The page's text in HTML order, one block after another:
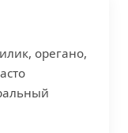
орегано,